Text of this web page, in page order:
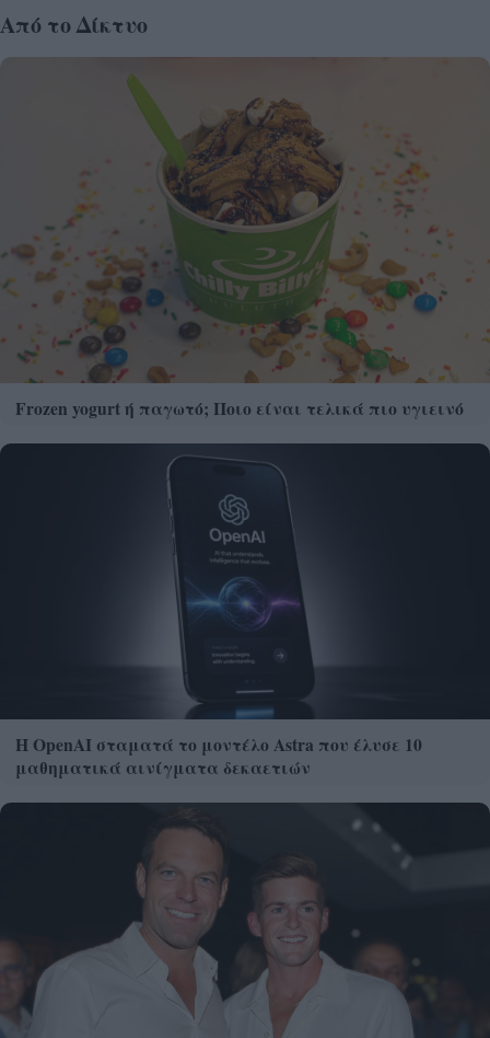
Από το Δίκτυο
Frozen yogurt ή παγωτό; Ποιο είναι τελικά πιο υγιεινό
Η OpenAI σταματά το μοντέλο Astra που έλυσε 10
μαθηματικά αινίγματα δεκαετιών